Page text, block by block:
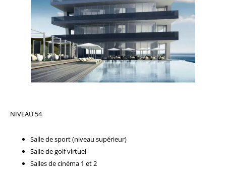
NIVEAU 54
Salle de sport (niveau supérieur)
Salle de golf virtuel
Salles de cinéma 1 et 2